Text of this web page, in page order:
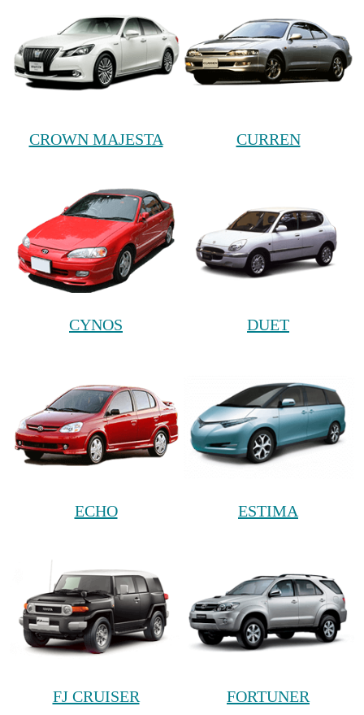
CROWN MAJESTA CURREN
CYNOS DUET
ECHO ESTIMA
FJ CRUISER FORTUNER